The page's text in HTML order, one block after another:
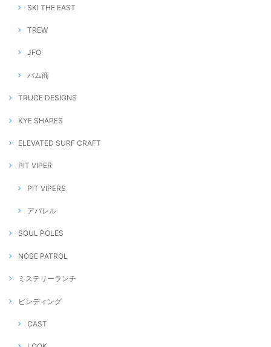
SKI THE EAST
TREW
JFO
バム商
TRUCE DESIGNS
KYE SHAPES
ELEVATED SURF CRAFT
PIT VIPER
PIT VIPERS
アパレル
SOUL POLES
NOSE PATROL
ミステリーランチ
ビンディング
CAST